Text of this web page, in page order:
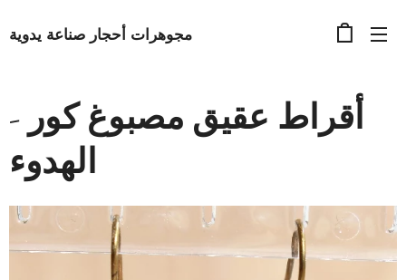
مجوهرات أحجار صناعة يدوية
أقراط عقيق مصبوغ كور -
الهدوء